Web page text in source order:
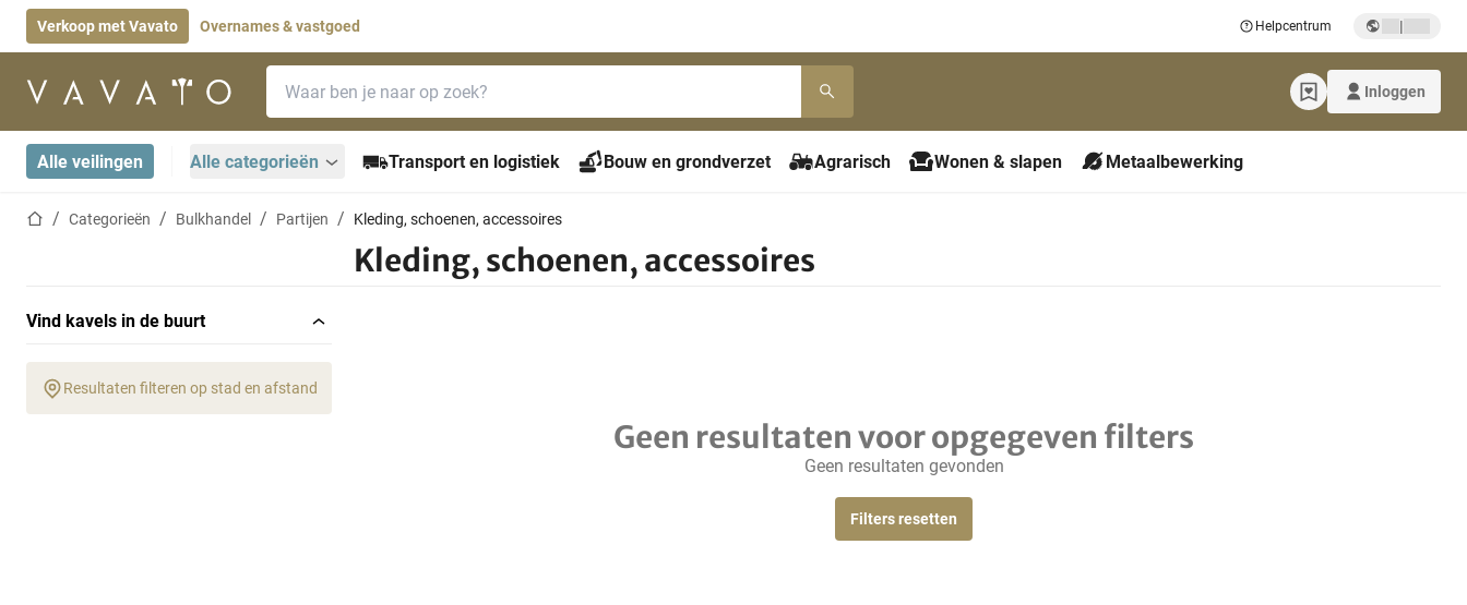
Verkoop met Vavato Overnames & vastgoed Helpcentrum |
Startpagina Inloggen
Alle veilingen Alle categorieën Transport en logistiek Bouw en grondverzet Agrarisch Wonen & slapen Metaalbewerking
StartpaginaCategorieën Bulkhandel Partijen Kleding, schoenen, accessoires
Kleding, schoenen, accessoires
Vind kavels in de buurt
Resultaten filteren op stad en afstand
Geen resultaten voor opgegeven filters
Geen resultaten gevonden
Filters resetten